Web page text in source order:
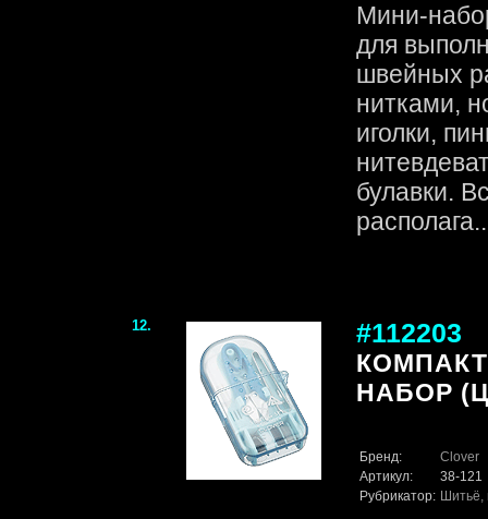
Мини-
для
швейных
нитками,
иголки,
булавки.
12. #112203
НАБОР
Бренд:
Clover
Артикул:
38-121
Рубрикатор: Шитьё,